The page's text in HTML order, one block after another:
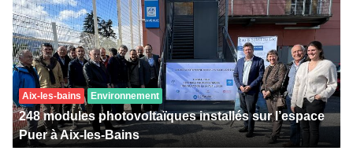
Aix-les-bains Environnement
248 modules photovoltaïques installés sur l’espace
Puer à Aix-les-Bains